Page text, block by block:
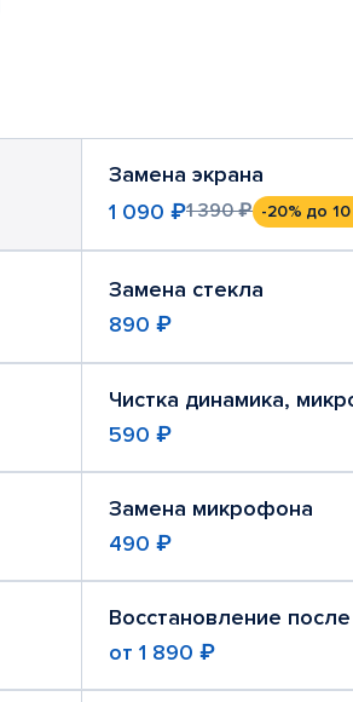
Замена экрана
1 090 ₽1 390 ₽ -20% до 10
Замена стекла
890 ₽
Чистка динамика,
590 ₽
Замена микрофона
490 ₽
Восстановление
от 1 890 ₽